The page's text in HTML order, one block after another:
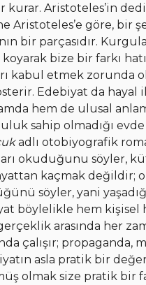
kurar. Aristoteles’in
Aristoteles’e göre, bir
bir parçasıdır.
koyarak bize bir farkı
etmek zorunda
Edebiyat da hayal
hem de ulusal
sahip olmadığı
adlı otobiyografik
okuduğunu söyler,
kaçmak
söyler, yani
böylelikle hem
arasında her
çalışır; propaganda,
asla pratik bir
olmak size pratik bir